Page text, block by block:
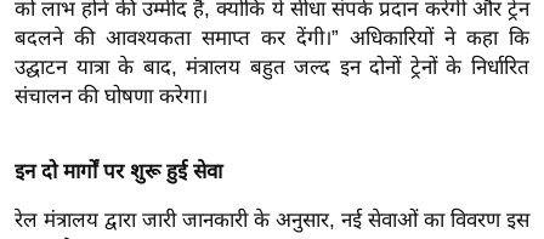
ख्सि
य
त
इं
डि
को लाभ होने की उम्मीद है, क्योंकि ये सीधा संपर्क प्रदान करेंगी और ट्रेन
बदलने की आवश्यकता समाप्त कर देंगी।” अधिकारियों ने कहा कि
उद्घाटन यात्रा के बाद, मंत्रालय बहुत जल्द इन दोनों ट्रेनों के निर्धारित
संचालन की घोषणा करेगा।
इन दो मार्गों पर शुरू हुई सेवा
रेल मंत्रालय द्वारा जारी जानकारी के अनुसार, नई सेवाओं का विवरण इस